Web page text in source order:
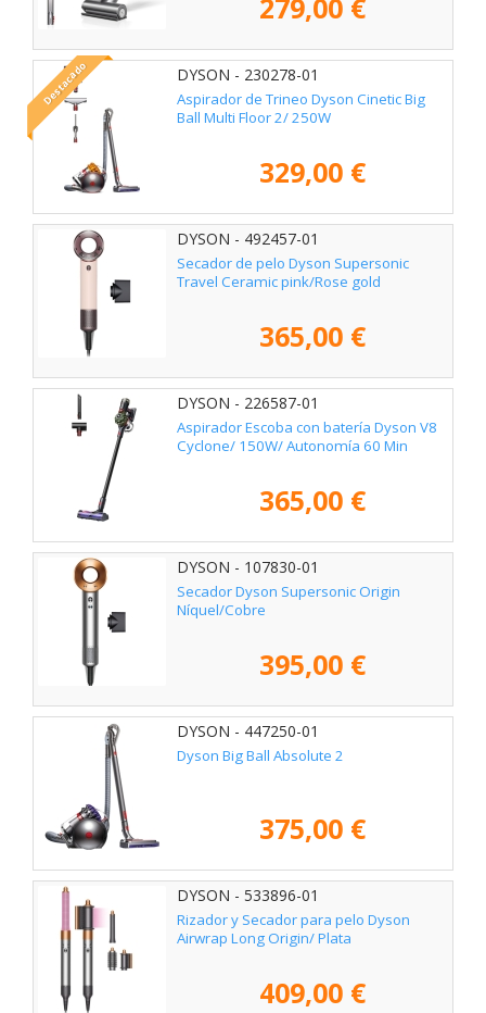
279,00 €
Destacado DYSON - 230278-01
Aspirador de Trineo Dyson Cinetic Big
Ball Multi Floor 2/ 250W
329,00 €
DYSON - 492457-01
Secador de pelo Dyson Supersonic
Travel Ceramic pink/Rose gold
365,00 €
DYSON - 226587-01
Aspirador Escoba con batería Dyson V8
Cyclone/ 150W/ Autonomía 60 Min
365,00 €
DYSON - 107830-01
Secador Dyson Supersonic Origin
Níquel/Cobre
395,00 €
DYSON - 447250-01
Dyson Big Ball Absolute 2
375,00 €
DYSON - 533896-01
Rizador y Secador para pelo Dyson
Airwrap Long Origin/ Plata
409,00 €